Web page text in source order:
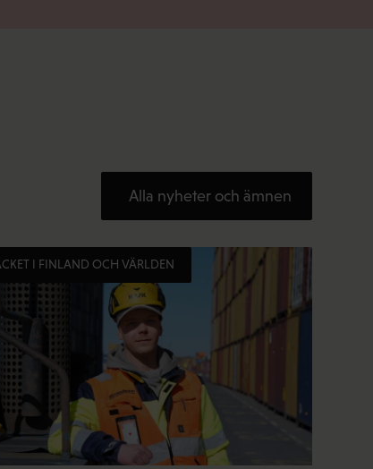
Alla nyheter och ämnen
I FINLAND OCH VÄRLDEN